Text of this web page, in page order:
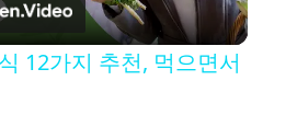
l
12가지 추천, 먹으면서